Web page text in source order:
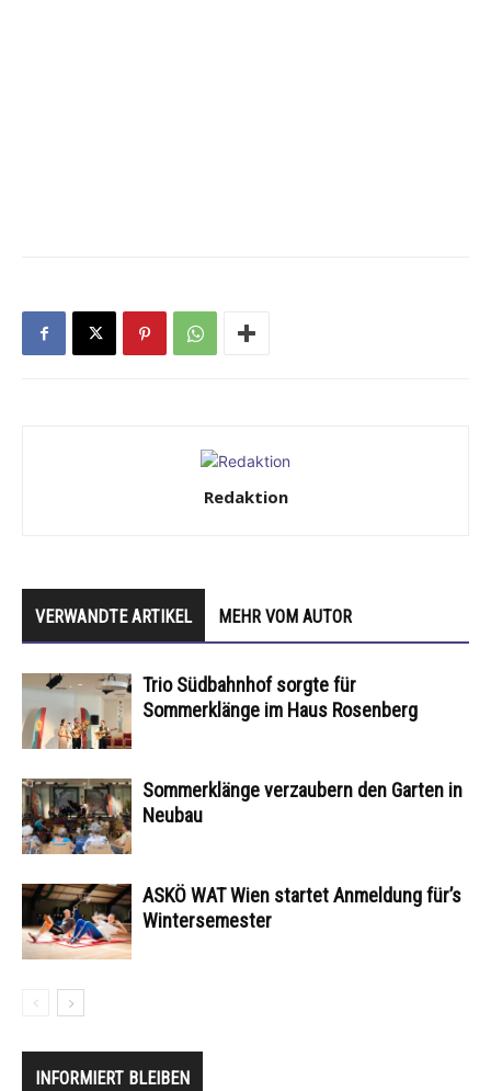
Redaktion
VERWANDTE ARTIKEL MEHR VOM AUTOR
Trio Südbahnhof sorgte für
Sommerklänge im Haus Rosenberg
Sommerklänge verzaubern den Garten in
Neubau
ASKÖ WAT Wien startet Anmeldung für’s
Wintersemester
INFORMIERT BLEIBEN